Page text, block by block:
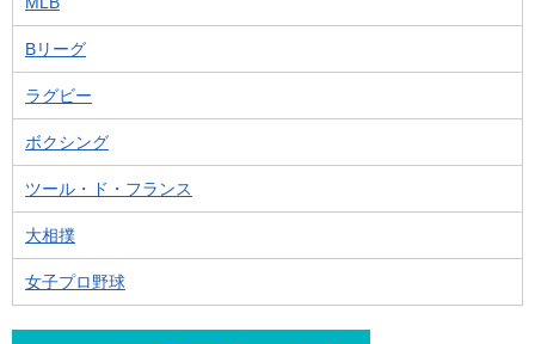
Bリーグ
ラグビー
ボクシング
ツール・ド・フランス
大相撲
女子プロ野球